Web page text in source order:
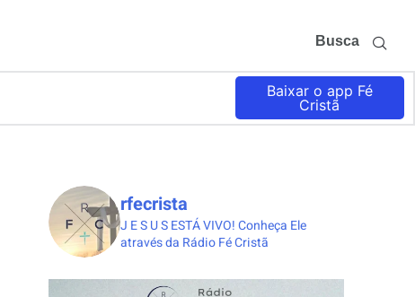
Busca
Baixar o app Fé
Cristã
rfecrista
J E S U S ESTÁ VIVO!Conheça Ele
através da Rádio Fé Cristã